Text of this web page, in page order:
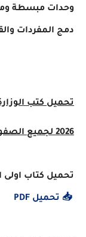
وحدات مبسطة
دمج المفردات
تحميل كتب
2026 لجميع الصفوف الابتدائية
تحميل كتاب اولى
📥 تحميل PDF